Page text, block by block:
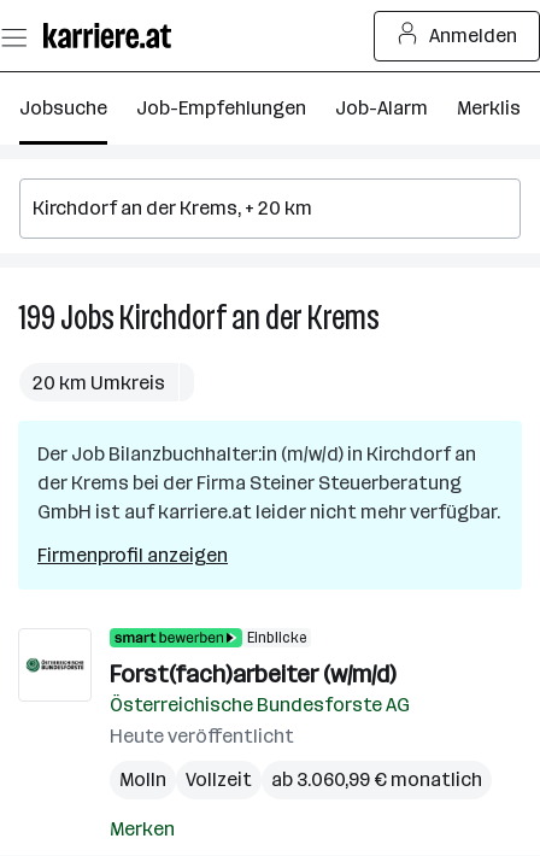
Seiteninhalt
springen
Anmelden
Jobsuche Job-Empfehlungen Job-Alarm Merkliste
199JobsKirchdorf an der Krems
an
der
Krems
20 km Umkreis
Der Job Bilanzbuchhalter:in (m/w/d) in Kirchdorf an
der Krems bei der Firma Steiner Steuerberatung
GmbH ist auf karriere.at leider nicht mehr verfügbar.
Firmenprofil anzeigen
Einblicke
Forst(fach)arbeiter (w/m/d)
Österreichische Bundesforste AG
Heute veröffentlicht
Molln
Vollzeit ab 3.060,99 € monatlich
Merken